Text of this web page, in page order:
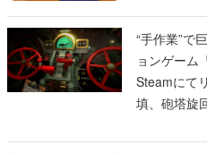
“手作業”で
ョンゲーム
Steamにて
填、砲塔旋
一撃をブ